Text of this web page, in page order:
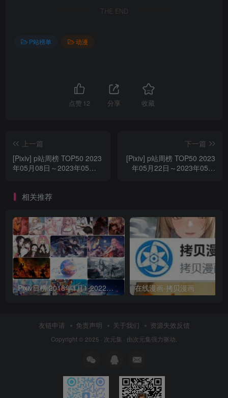
THE END
P站榜单 动漫
点赞 12 分享 收藏
上一篇
[Pixiv] p站周榜 TOP50 2023
年05月08日～2023年05月
下一篇
[Pixiv] p站周榜 TOP50 2023
年05月22日～2023年05月
相关推荐
Pixiv日榜 2018年1月1-2022年6月30 p站日榜合集包含3万6千多张图每张都是壁纸级 在线漫画-拷贝漫画
友链申请 免责声明 关于我们 资源失效反馈
Copyright © 2025 · 次元集 · 由次元集强力驱动.